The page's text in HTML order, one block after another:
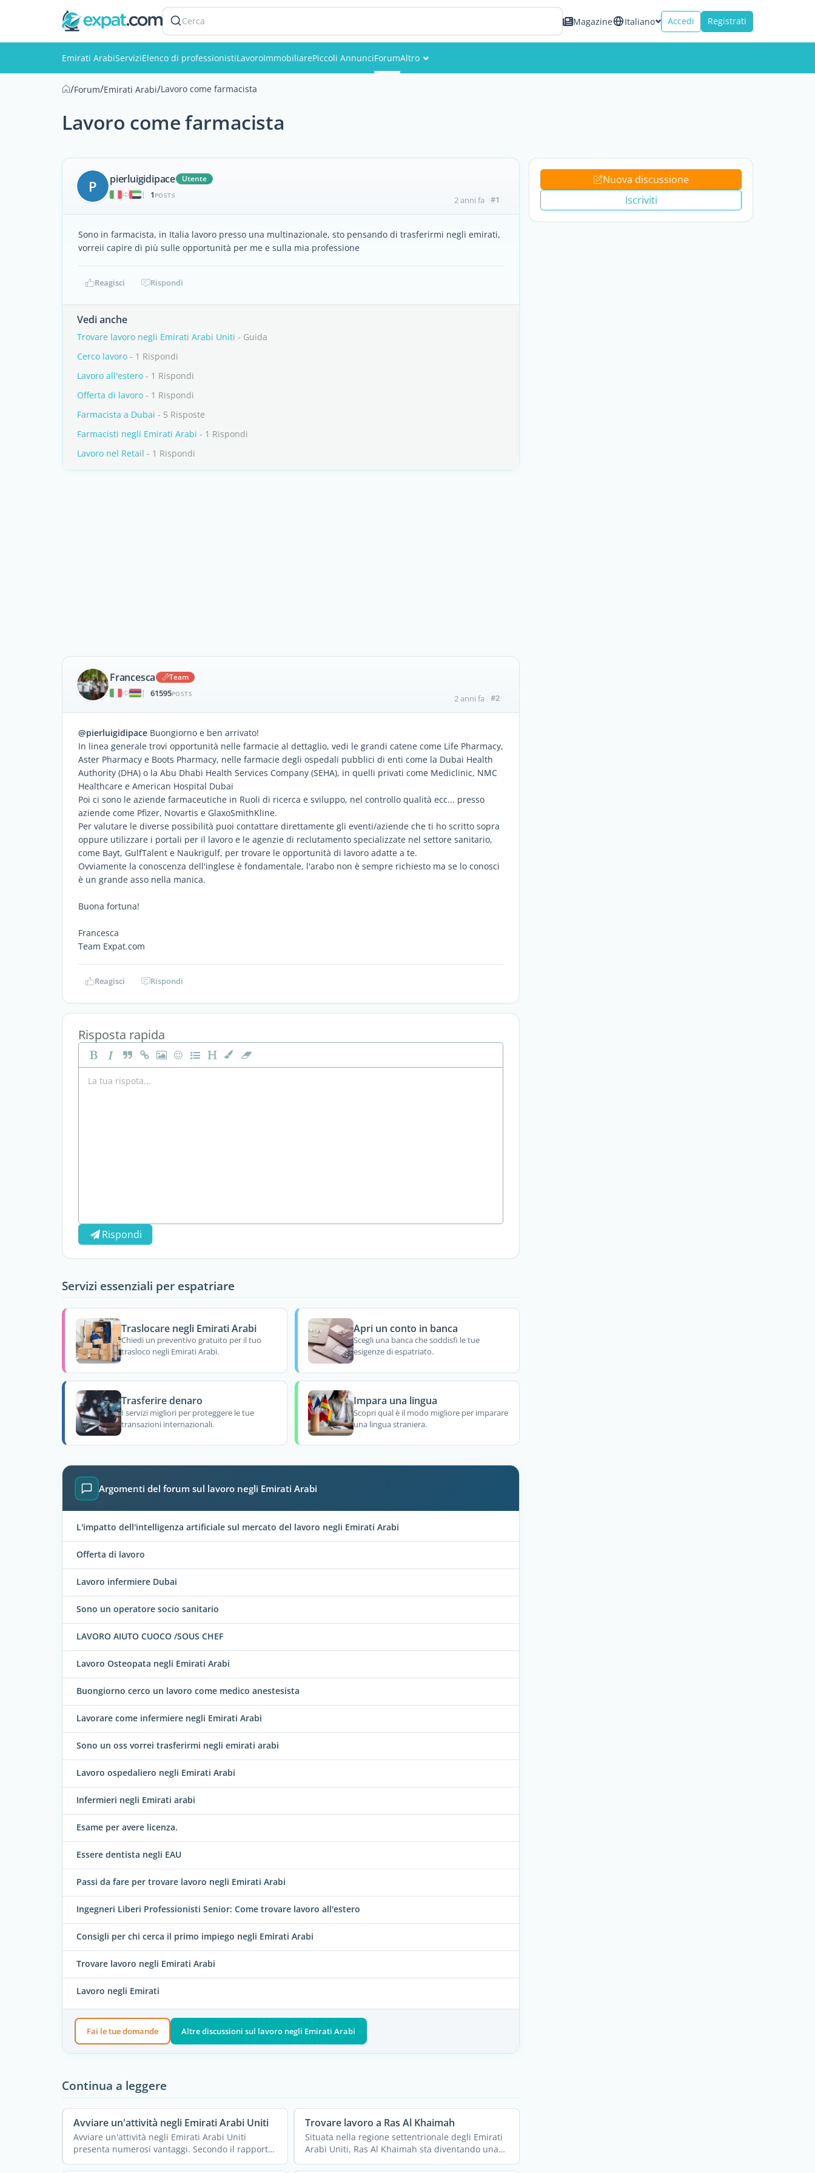
Cerca Magazine Italiano Accedi Registrati
Emirati ArabiServiziElenco di professionistiLavoroImmobiliarePiccoli AnnunciForumAltro
/Forum/Emirati Arabi/Lavoro come farmacista
Lavoro come farmacista
P pierluigidipace
Utente
|
1 POSTS 2 anni fa #1
Sono in farmacista, in Italia lavoro presso una multinazionale, sto pensando di trasferirmi negli emirati,
vorreii capire di più sulle opportunità per me e sulla mia professione
Reagisci Rispondi
Vedi anche
Trovare lavoro negli Emirati Arabi Uniti - Guida
Cerco lavoro - 1 Rispondi
Lavoro all'estero - 1 Rispondi
Offerta di lavoro - 1 Rispondi
Farmacista a Dubai - 5 Risposte
Farmacisti negli Emirati Arabi - 1 Rispondi
Lavoro nel Retail - 1 Rispondi
Francesca
Team
|
61595POSTS 2 anni fa #2
@pierluigidipace Buongiorno e ben arrivato!
In linea generale trovi opportunità nelle farmacie al dettaglio, vedi le grandi catene come Life Pharmacy,
Aster Pharmacy e Boots Pharmacy, nelle farmacie degli ospedali pubblici di enti come la Dubai Health
Authority (DHA) o la Abu Dhabi Health Services Company (SEHA), in quelli privati come Mediclinic, NMC
Healthcare e American Hospital Dubai
Poi ci sono le aziende farmaceutiche in Ruoli di ricerca e sviluppo, nel controllo qualità ecc... presso
aziende come Pfizer, Novartis e GlaxoSmithKline.
Per valutare le diverse possibilità puoi contattare direttamente gli eventi/aziende che ti ho scritto sopra
oppure utilizzare i portali per il lavoro e le agenzie di reclutamento specializzate nel settore sanitario,
come Bayt, GulfTalent e Naukrigulf, per trovare le opportunità di lavoro adatte a te.
Ovviamente la conoscenza dell'inglese è fondamentale, l'arabo non è sempre richiesto ma se lo conosci
è un grande asso nella manica.
Buona fortuna!
Francesca
Team Expat.com
Reagisci Rispondi
Risposta rapida
Rispondi
Servizi essenziali per espatriare
Traslocare negli Emirati Arabi
Chiedi un preventivo gratuito per il tuo
trasloco negli Emirati Arabi.
Apri un conto in banca
Scegli una banca che soddisfi le tue
esigenze di espatriato.
Trasferire denaro
I servizi migliori per proteggere le tue
transazioni internazionali.
Impara una lingua
Scopri qual è il modo migliore per imparare
una lingua straniera.
Argomenti del forum sul lavoro negli Emirati Arabi
L'impatto dell'intelligenza artificiale sul mercato del lavoro negli Emirati Arabi
Offerta di lavoro
Lavoro infermiere Dubai
Sono un operatore socio sanitario
LAVORO AIUTO CUOCO /SOUS CHEF
Lavoro Osteopata negli Emirati Arabi
Buongiorno cerco un lavoro come medico anestesista
Lavorare come infermiere negli Emirati Arabi
Sono un oss vorrei trasferirmi negli emirati arabi
Lavoro ospedaliero negli Emirati Arabi
Infermieri negli Emirati arabi
Esame per avere licenza.
Essere dentista negli EAU
Passi da fare per trovare lavoro negli Emirati Arabi
Ingegneri Liberi Professionisti Senior: Come trovare lavoro all'estero
Consigli per chi cerca il primo impiego negli Emirati Arabi
Trovare lavoro negli Emirati Arabi
Lavoro negli Emirati
Fai le tue domande Altre discussioni sul lavoro negli Emirati Arabi
Continua a leggere
Avviare un'attività negli Emirati Arabi Uniti
Avviare un'attività negli Emirati Arabi Uniti
presenta numerosi vantaggi. Secondo il rapporto
...
Trovare lavoro a Ras Al Khaimah
Situata nella regione settentrionale degli Emirati
Arabi Uniti, Ras Al Khaimah sta diventando una
città ...
Nuova discussione
Iscriviti